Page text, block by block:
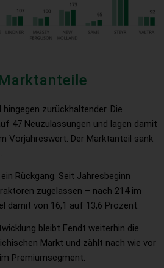
zurückhaltender. Die
47 Neuzulassungen und lagen damit
Vorjahreswert. Der Marktanteil sank
Rückgang. Seit Jahresbeginn
zugelassen – nach 214 im
damit von 16,1 auf 13,6 Prozent.
bleibt Fendt weiterhin die
Markt und zählt nach wie vor
Premiumsegment.